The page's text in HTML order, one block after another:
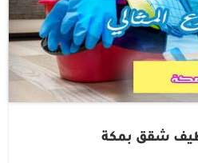
شقق بمكة